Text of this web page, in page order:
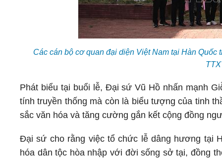
Các cán bộ cơ quan đại diện Việt Nam tại Hàn
Phát biểu tại buổi lễ, Đại sứ Vũ Hồ nhấn mạnh
tính truyền thống mà còn là biểu tượng của tinh
sắc văn hóa và tăng cường gắn kết cộng đồng
Đại sứ cho rằng việc tổ chức lễ dâng hương tại
hóa dân tộc hòa nhập với đời sống sở tại, đồng